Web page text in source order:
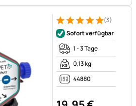
Bewertung: 5 von 5 (3
3 Bewertungen
(3)
Sofort verfügbar
1 - 3 Tage
0,13 kg
44880